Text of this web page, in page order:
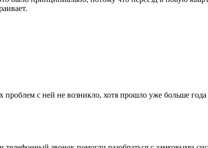
с ней не возникло, хотя прошло уже больше